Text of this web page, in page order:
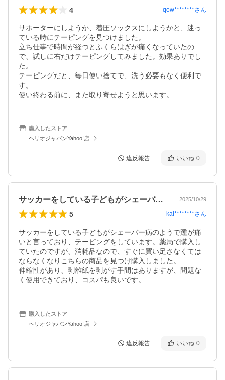
4 qow********さん
サポーターにしようか、着圧ソックスにしようかと、迷っ
ている時にテーピングを見つけました。
立ち仕事で時間が経つとふくらはぎが痛くなっていたの
で、試しに右だけテーピングしてみました。効果ありでし
た。
テーピングだと、毎日使い捨てで、洗う必要もなく便利で
す。
使い終わる前に、また取り寄せようと思います。
購入したストア
ヘリオジャパンYahoo!店
違反報告 いいね 0
サッカーをしている子どもがシェーバー病… 2025/10/29
5 kai********さん
サッカーをしている子どもがシェーバー病のようで踵が痛
いと言っており、テーピングをしています。薬局で購入し
ていたのですが、消耗品なので、すぐに買い足さなくては
ならなくなりこちらの商品を見つけ購入しました。
伸縮性があり、剥離紙を剥がす手間はありますが、問題な
く使用できており、コスパも良いです。
購入したストア
ヘリオジャパンYahoo!店
違反報告 いいね 0